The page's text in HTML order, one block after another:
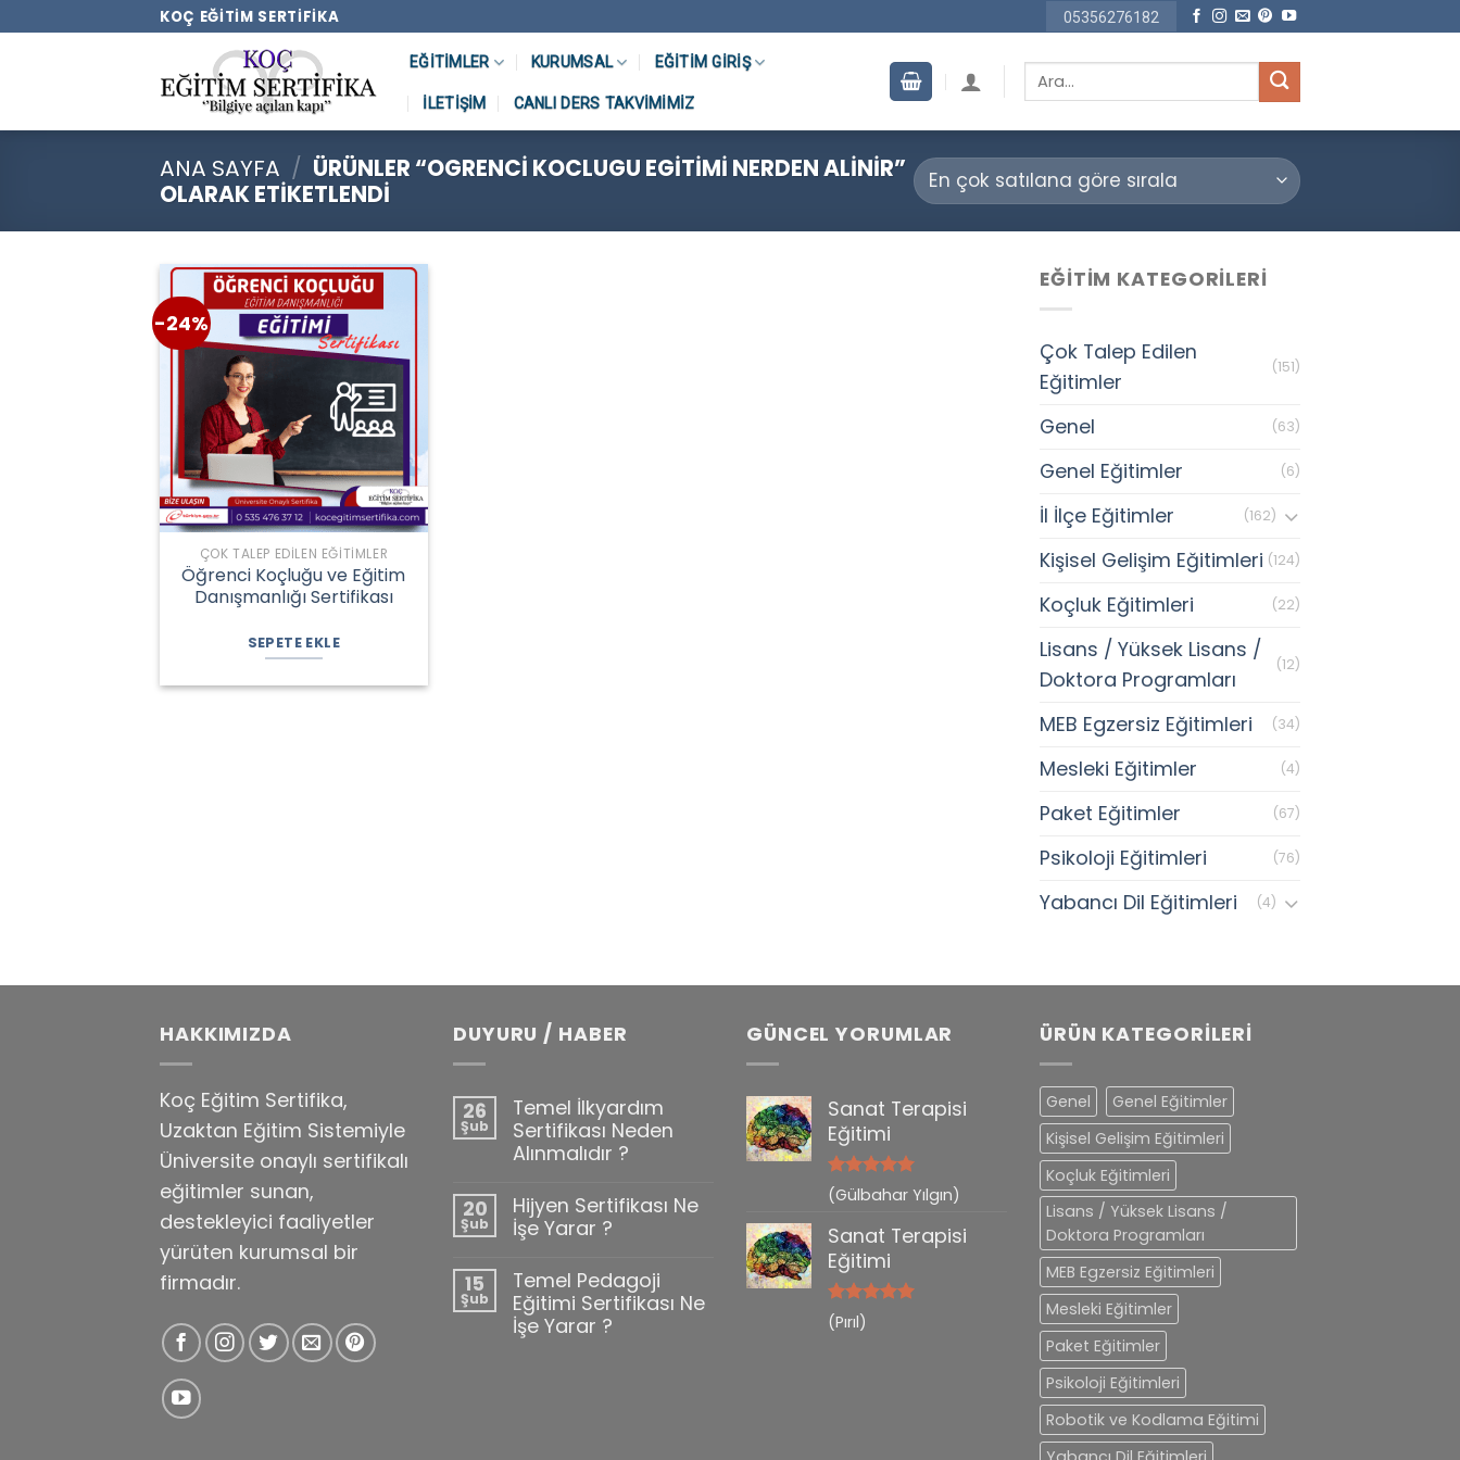
KOÇ EĞITIM SERTIFIKA 05356276182
EĞITIMLER KURUMSAL EĞITIM GIRIŞ
İLETIŞIM CANLI DERS TAKVIMIMIZ
Ara:
ANA SAYFA / ÜRÜNLER “OGRENCI KOCLUGU EGITIMI NERDEN ALINIR”
OLARAK ETIKETLENDI
-24%
ÇOK TALEP EDILEN EĞITIMLER
Öğrenci Koçluğu ve Eğitim
Danışmanlığı Sertifikası
fiyat:
2.100,00 ₺.
andaki
fiyat:
1.600,00 ₺.
SEPETE EKLE
EĞITIM KATEGORILERI
Çok Talep Edilen
Eğitimler
(151)
Genel (63)
Genel Eğitimler (6)
İl İlçe Eğitimler (162)
Kişisel Gelişim Eğitimleri (124)
Koçluk Eğitimleri (22)
Lisans / Yüksek Lisans /
Doktora Programları
(12)
MEB Egzersiz Eğitimleri (34)
Mesleki Eğitimler (4)
Paket Eğitimler (67)
Psikoloji Eğitimleri (76)
Yabancı Dil Eğitimleri (4)
HAKKIMIZDA
Koç Eğitim Sertifika,
Uzaktan Eğitim Sistemiyle
Üniversite onaylı sertifikalı
eğitimler sunan,
destekleyici faaliyetler
yürüten kurumsal bir
firmadır.
DUYURU / HABER
26
Şub
Temel İlkyardım
Sertifikası Neden
Alınmalıdır ?
20
Şub
Hijyen Sertifikası Ne
İşe Yarar ?
15
Şub
Temel Pedagoji
Eğitimi Sertifikası Ne
İşe Yarar ?
GÜNCEL YORUMLAR
Sanat Terapisi
Eğitimi
5 üzerinden
5
(Gülbahar Yılgın)
Sanat Terapisi
Eğitimi
5 üzerinden
5
oy aldı
(Pırıl)
ÜRÜN KATEGORILERI
Genel
Genel Eğitimler
Kişisel Gelişim Eğitimleri
Koçluk Eğitimleri
Lisans / Yüksek Lisans /
Doktora Programları
MEB Egzersiz Eğitimleri
Mesleki Eğitimler
Paket Eğitimler
Psikoloji Eğitimleri
Robotik ve Kodlama Eğitimi